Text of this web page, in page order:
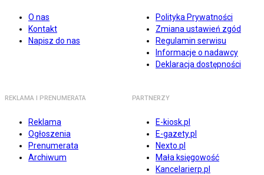
O nas
Kontakt
Napisz do nas
Polityka Prywatności
Zmiana ustawień zgód
Regulamin serwisu
Informacje o nadawcy
Deklaracja dostępności
REKLAMA I PRENUMERATA
Reklama
Ogłoszenia
Prenumerata
Archiwum
PARTNERZY
E-kiosk.pl
E-gazety.pl
Nexto.pl
Mała księgowość
Kancelarierp.pl